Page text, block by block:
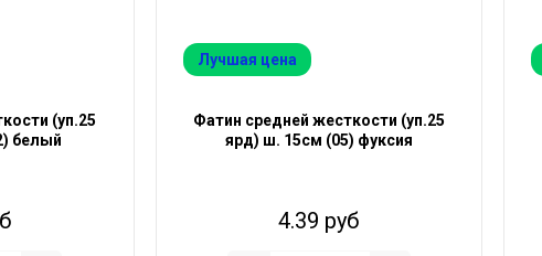
(уп.25
белый
Лучшая цена
Фатин средней жесткости (уп.25
ярд) ш. 15см (05) фуксия
4.39 руб